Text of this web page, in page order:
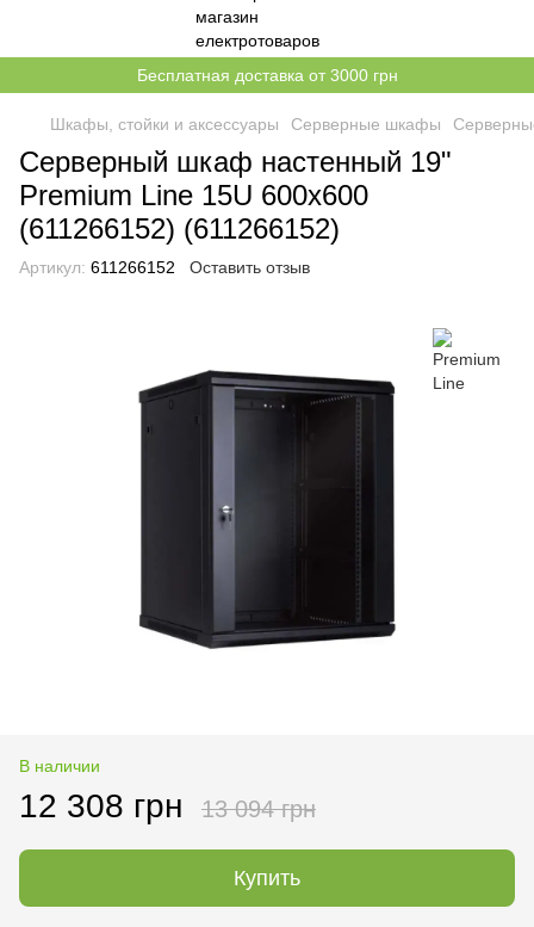
Бесплатная доставка от 3000 грн
Шкафы, стойки и аксессуары Серверные шкафы
Серверный шкаф настенный 19"
Premium Line 15U 600x600
(611266152) (611266152)
Артикул: 611266152 Оставить отзыв
В наличии
12 308 грн 13 094 грн
Купить